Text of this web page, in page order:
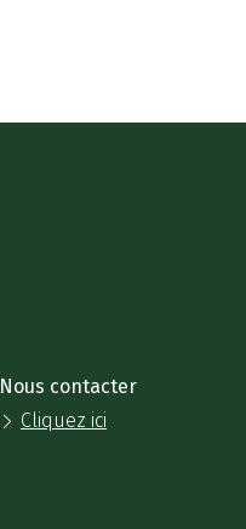
Nous contacter
Cliquez ici